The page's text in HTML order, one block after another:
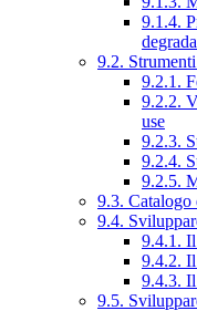
9.1.4.
9.2.
9.2.1.
9.2.2.
use
9.2.3.
9.2.4.
9.2.5.
9.3. Catalogo
9.4.
9.4.1.
9.4.2.
9.4.3.
9.5.